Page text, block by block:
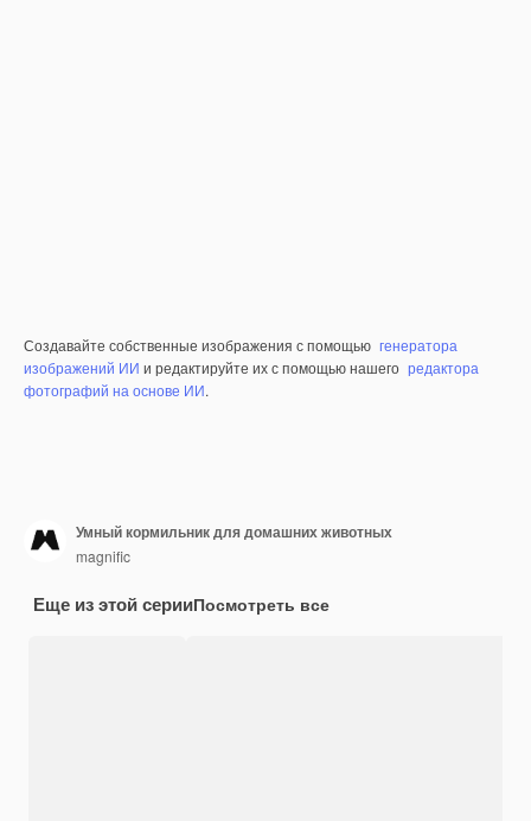
Создавайте собственные изображения с помощью генератора
изображений ИИ и редактируйте их с помощью нашего редактора
фотографий на основе ИИ.
Умный кормильник для домашних животных
magnific
Еще из этой серииПосмотреть все